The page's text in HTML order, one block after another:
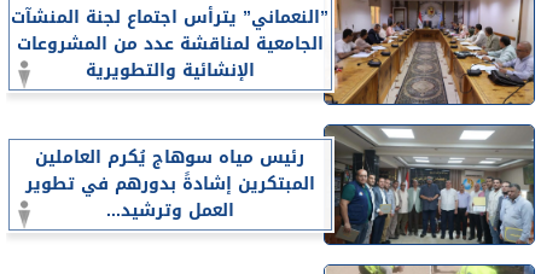
”النعماني” يترأس اجتماع لجنة المنشآت
الجامعية لمناقشة عدد من المشروعات
الإنشائية والتطويرية
رئيس مياه سوهاج يُكرم العاملين
المبتكرين إشادةً بدورهم في تطوير
العمل وترشيد...